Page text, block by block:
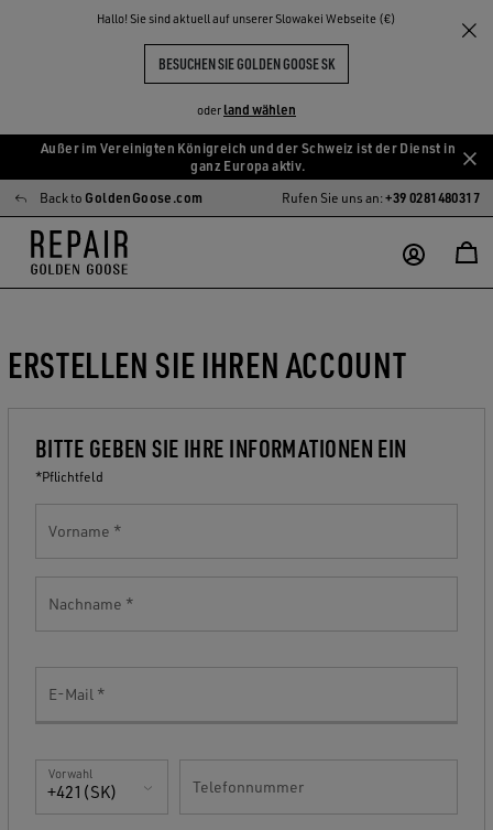
Hallo! Sie sind aktuell auf unserer Slowakei Webseite (€)
BESUCHEN SIE GOLDEN GOOSE SK
oder land wählen
Hauptinhalt
springen
Footer-
Inhalt
springen
Außer im Vereinigten Königreich und der Schweiz ist der Dienst in
ganz Europa aktiv.
Back to GoldenGoose.com Rufen Sie uns an:+39 0281480317
ERSTELLEN SIE IHREN ACCOUNT
BITTE GEBEN SIE IHRE INFORMATIONEN EIN
*Pflichtfeld
Vorname
Nachname
E-Mail
+421(SK)
Vorwahl
Telefonnummer